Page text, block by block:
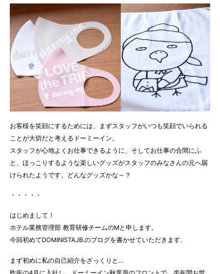
お客様を笑顔にするためには、まずスタッフがいつも笑顔でいられる
ことが大切だと考えるドーミーイン。
スタッフが心地よくお仕事できるように、そしてお仕事の合間にふ
と、ほっこりするような楽しいグッズがスタッフのみなさんの元へ届
けられたようです。どんなグッズかな～？
・・・・・
はじめまして！
ホテル業務管理部 教育研修チームのMと申します。
今回初めてDOMINISTAJB.のブログを書かせていただきます.
まず初めに私の自己紹介をざっくりと…